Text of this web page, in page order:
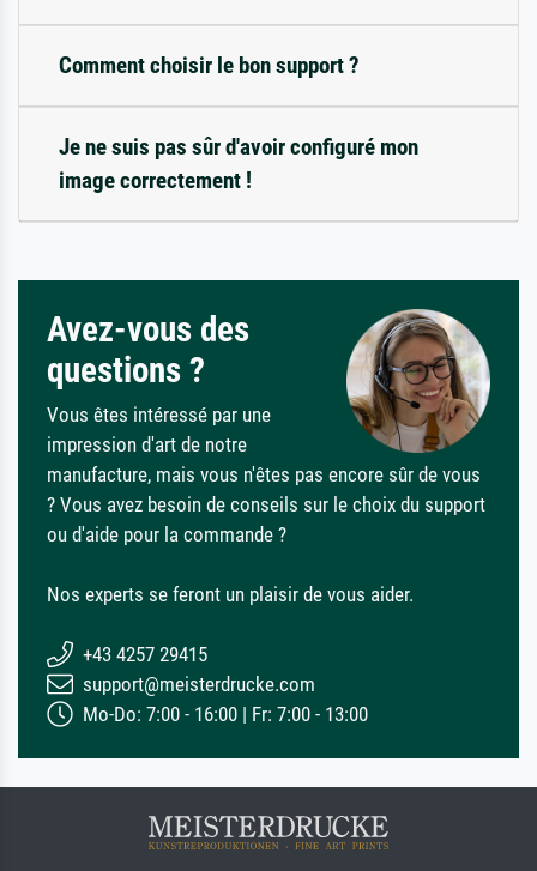
Comment choisir le bon support ?
Je ne suis pas sûr d'avoir configuré mon
image correctement !
Avez-vous des
questions ?
Vous êtes intéressé par une
impression d'art de notre
manufacture, mais vous n'êtes pas encore sûr de vous
? Vous avez besoin de conseils sur le choix du support
ou d'aide pour la commande ?
Nos experts se feront un plaisir de vous aider.
+43 4257 29415
support@meisterdrucke.com
Mo-Do: 7:00 - 16:00 | Fr: 7:00 - 13:00